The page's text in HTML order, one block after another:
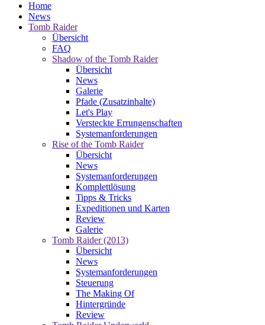
Home
News
Tomb Raider
Übersicht
FAQ
Shadow of the Tomb Raider
Übersicht
News
Galerie
Pfade (Zusatzinhalte)
Let's Play
Versteckte Errungenschaften
Systemanforderungen
Rise of the Tomb Raider
Übersicht
News
Systemanforderungen
Komplettlösung
Tipps & Tricks
Expeditionen und Karten
Review
Galerie
Tomb Raider (2013)
Übersicht
News
Systemanforderungen
Steuerung
The Making Of
Hintergründe
Review